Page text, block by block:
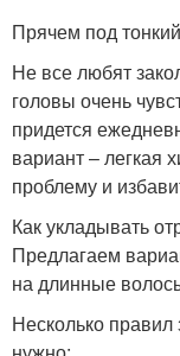
Прячем под
Не все любят
головы очень
придется
вариант – легкая
проблему и
Как укладывать
Предлагаем
на длинные
Несколько правил